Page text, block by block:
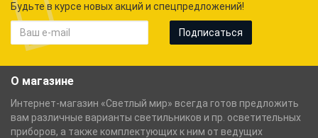
Будьте в курсе новых акций и спецпредложений!
Подписаться
О магазине
Интернет-магазин «Светлый мир» всегда готов предложить
вам различные варианты светильников и пр. осветительных
приборов, а также комплектующих к ним от ведущих